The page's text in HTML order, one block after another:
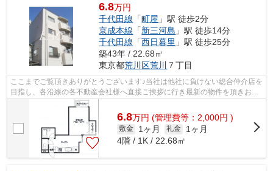
6.8万円
千代田線 「町屋 」駅 徒歩2分
京成本線 「新三河島 」駅 徒歩14分
千代田線 「西日暮里 」駅 徒歩25分
築43年 / 22.68㎡
東京都荒川区荒川 ７丁目
ここまでご覧頂きありがとうございます♪当社は他社に負けない総合仲介店を
目指し、各沿線の各不動産会社様へ直接ご挨拶に行き最新の物件を頂きお客
様へ提供しております！最新の情報は...
6.8万円 (管理費等：2,000円 )
敷金 1ヶ月 礼金
1ヶ月
4階 / 1K / 22.68㎡